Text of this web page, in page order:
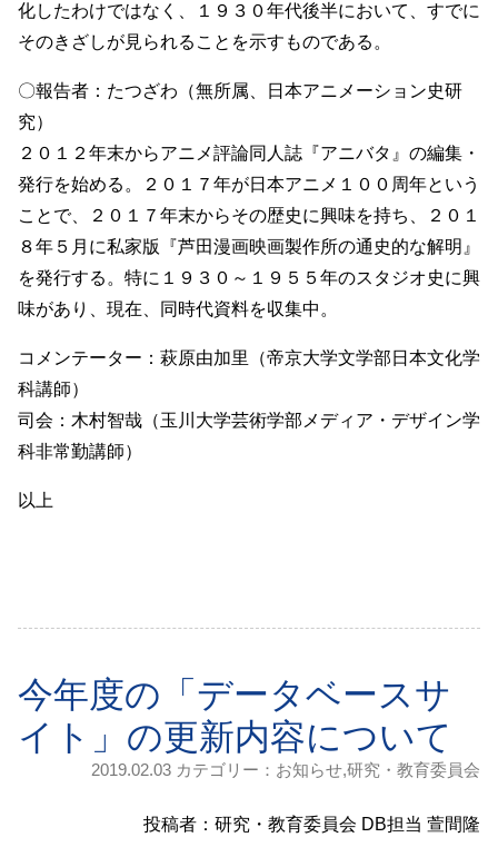
化したわけではなく、１９３０年代後半において、すでに
そのきざしが見られることを示すものである。
〇報告者：たつざわ（無所属、日本アニメーション史研
究）
２０１２年末からアニメ評論同人誌『アニバタ』の編集・
発行を始める。２０１７年が日本アニメ１００周年という
ことで、２０１７年末からその歴史に興味を持ち、２０１
８年５月に私家版『芦田漫画映画製作所の通史的な解明』
を発行する。特に１９３０～１９５５年のスタジオ史に興
味があり、現在、同時代資料を収集中。
コメンテーター：萩原由加里（帝京大学文学部日本文化学
科講師）
司会：木村智哉（玉川大学芸術学部メディア・デザイン学
科非常勤講師）
以上
今年度の「データベースサ
イト」の更新内容について
2019.02.03 カテゴリー： お知らせ,研究・教育委員会
投稿者：研究・教育委員会 DB担当 萱間隆